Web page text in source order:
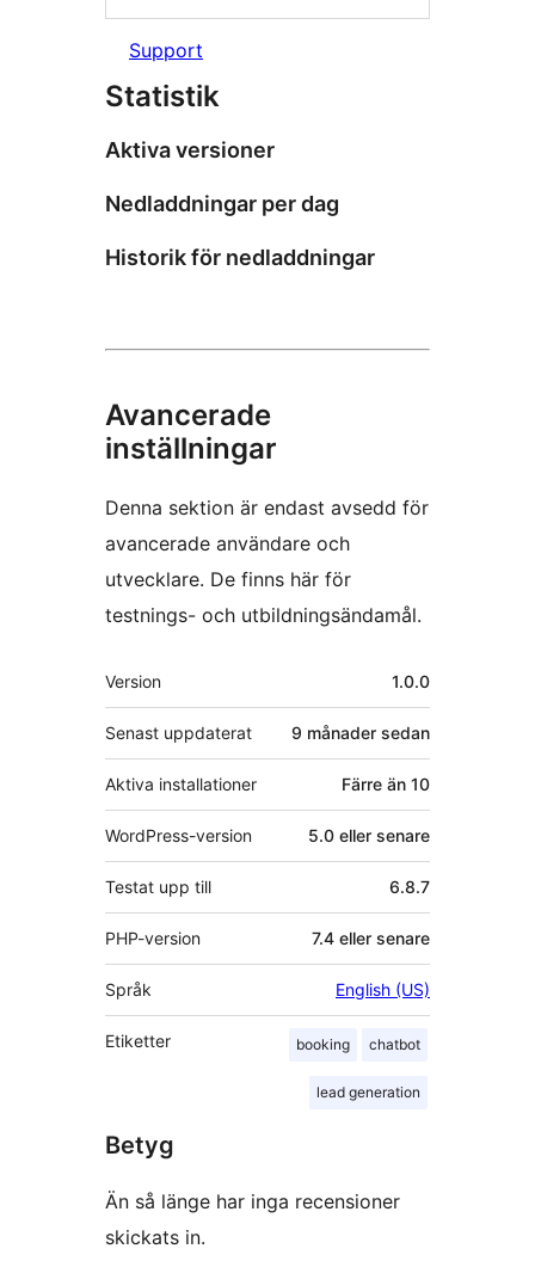
Support
Statistik
Aktiva versioner
Nedladdningar per dag
Historik för nedladdningar
Avancerade
inställningar
Denna sektion är endast avsedd för
avancerade användare och
utvecklare. De finns här för
testnings- och utbildningsändamål.
Meta
Version 1.0.0
Senast uppdaterat 9 månader sedan
Aktiva installationer Färre än 10
WordPress-version 5.0 eller senare
Testat upp till 6.8.7
PHP-version 7.4 eller senare
Språk English (US)
Etiketter booking chatbot
lead generation
Betyg
Än så länge har inga recensioner
skickats in.